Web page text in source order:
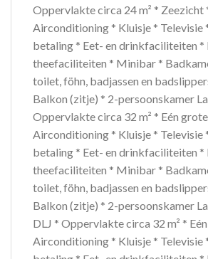
Oppervlakte circa 24 m² * Zeezicht
Airconditioning * Kluisje * Televisie
betaling * Eet- en drinkfaciliteiten *
theefaciliteiten * Minibar *
toilet, föhn, badjassen en
Balkon (zitje) * 2-persoonskamer
Oppervlakte circa 32 m² * Eén
Airconditioning * Kluisje * Televisie
betaling * Eet- en drinkfaciliteiten *
theefaciliteiten * Minibar *
toilet, föhn, badjassen en
Balkon (zitje) * 2-persoonskamer
DLJ * Oppervlakte circa 32 m² *
Airconditioning * Kluisje * Televisie